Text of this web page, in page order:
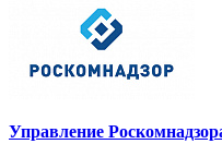
Управление